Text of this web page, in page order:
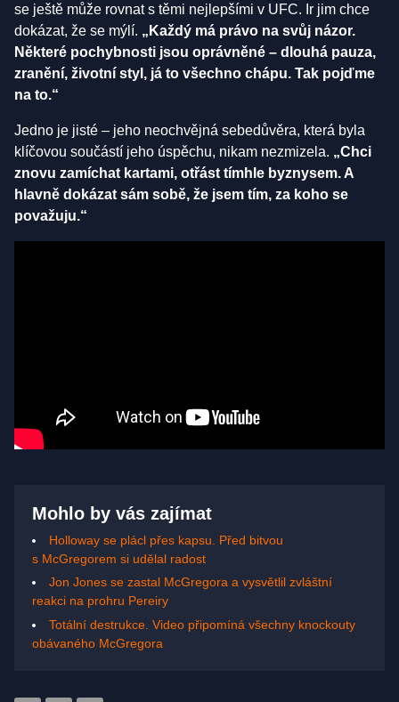
se ještě může rovnat s těmi nejlepšími v UFC. Ir jim chce
dokázat, že se mýlí. „Každý má právo na svůj názor.
Některé pochybnosti jsou oprávněné – dlouhá pauza,
zranění, životní styl, já to všechno chápu. Tak pojďme
na to.“
Jedno je jisté – jeho neochvějná sebedůvěra, která byla
klíčovou součástí jeho úspěchu, nikam nezmizela. „Chci
znovu zamíchat kartami, otřást tímhle byznysem. A
hlavně dokázat sám sobě, že jsem tím, za koho se
považuju.“
Mohlo by vás zajímat
Holloway se plácl přes kapsu. Před bitvou
s McGregorem si udělal radost
Jon Jones se zastal McGregora a vysvětlil zvláštní
reakci na prohru Pereiry
Totální destrukce. Video připomíná všechny knockouty
obávaného McGregora